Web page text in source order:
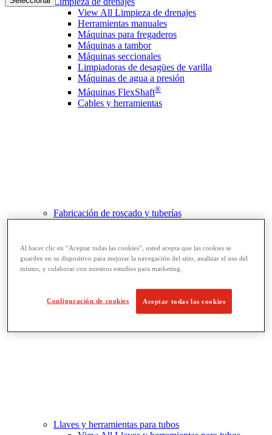
View All Limpieza de drenajes
Herramientas manuales
Máquinas para fregaderos
Máquinas a tambor
Máquinas seccionales
Limpiadoras de desagües de varilla
Máquinas de agua a presión
Máquinas FlexShaft®
Cables y herramientas
Fabricación de roscado y tuberías
Roscado
Ranurado de rodillo
Doblado y corte de agujeros
Corte y fabricación de tubos
Llaves y herramientas para tubos
Al hacer clic en “Aceptar todas las cookies”, usted acepta que las cookies se
guarden en su dispositivo para mejorar la navegación del sitio, analizar el uso del
mismo, y colaborar con nuestros estudios para marketing.
Configuración de cookies Aceptar todas las cookies